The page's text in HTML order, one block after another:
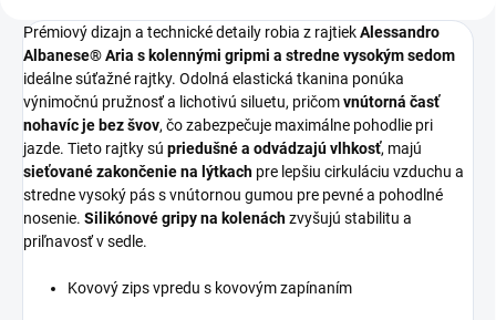
Prémiový dizajn a technické detaily robia z rajtiekAlessandro
Albanese® Aria s kolennými gripmi a stredne vysokým sedom
ideálne súťažné rajtky. Odolná elastická tkanina ponúka
výnimočnú pružnosť a lichotivú siluetu, pričomvnútorná časť
nohavíc je bez švov, čo zabezpečuje maximálne pohodlie pri
jazde. Tieto rajtky sú priedušné a odvádzajú vlhkosť, majú
sieťované zakončenie na lýtkach pre lepšiu cirkuláciu vzduchu a
stredne vysoký pás s vnútornou gumou pre pevné a pohodlné
nosenie. Silikónové gripy na kolenáchzvyšujú stabilitu a
priľnavosť v sedle.
Kovový zips vpredu s kovovým zapínaním